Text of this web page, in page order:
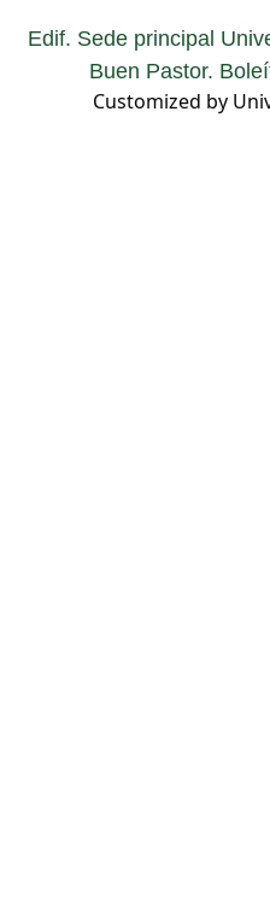
Edif. Sede principal
Buen Pastor.
Customized by